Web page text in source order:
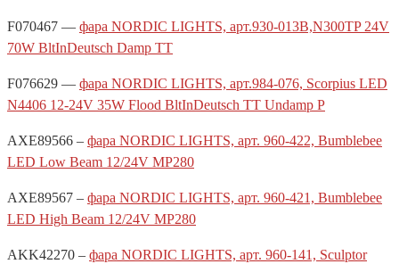
F070467 — фара NORDIC LIGHTS, арт.930-013B,N300TP 24V
70W BltInDeutsch Damp TT
F076629 — фара NORDIC LIGHTS, арт.984-076, Scorpius LED
N4406 12-24V 35W Flood BltInDeutsch TT Undamp P
AXE89566 – фара NORDIC LIGHTS, арт. 960-422, Bumblebee
LED Low Beam 12/24V MP280
AXE89567 – фара NORDIC LIGHTS, арт. 960-421, Bumblebee
LED High Beam 12/24V MP280
AKK42270 – фара NORDIC LIGHTS, арт. 960-141, Sculptor